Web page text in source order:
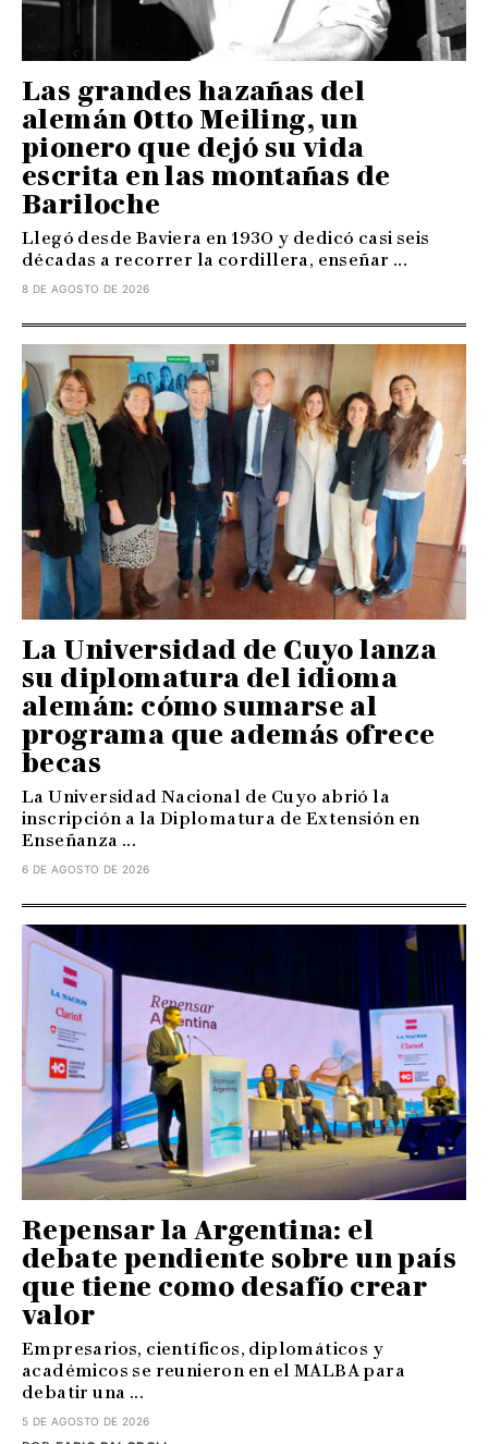
Las grandes hazañas del
alemán Otto Meiling, un
pionero que dejó su vida
escrita en las montañas de
Bariloche
Llegó desde Baviera en 1930 y dedicó casi seis
décadas a recorrer la cordillera, enseñar ...
8 DE AGOSTO DE 2026
La Universidad de Cuyo lanza
su diplomatura del idioma
alemán: cómo sumarse al
programa que además ofrece
becas
La Universidad Nacional de Cuyo abrió la
inscripción a la Diplomatura de Extensión en
Enseñanza ...
6 DE AGOSTO DE 2026
Repensar la Argentina: el
debate pendiente sobre un país
que tiene como desafío crear
valor
Empresarios, científicos, diplomáticos y
académicos se reunieron en el MALBA para
debatir una ...
5 DE AGOSTO DE 2026